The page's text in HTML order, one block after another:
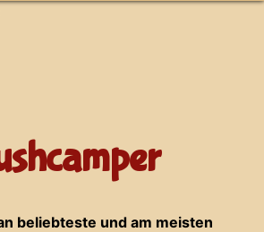
beliebteste und am meisten